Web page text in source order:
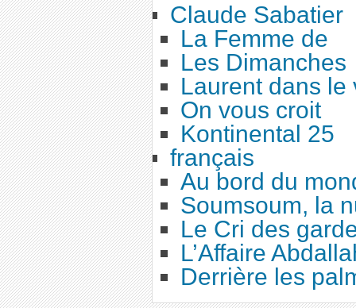
Claude Sabatier
La Femme de
Les Dimanches
Laurent dans le
On vous croit
Kontinental 25
français
Au bord du
Soumsoum, la
Le Cri des
L’Affaire
Derrière les